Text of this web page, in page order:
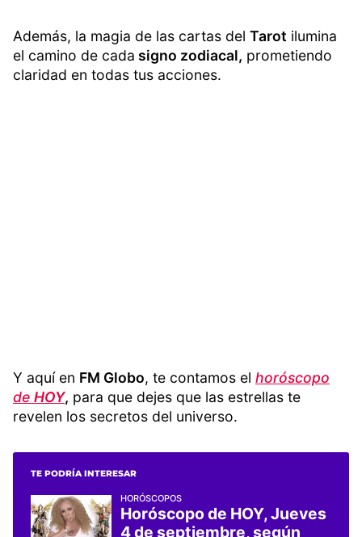
Además, la magia de las cartas del Tarot ilumina
el camino de cada signo zodiacal, prometiendo
claridad en todas tus acciones.
Y aquí en FM Globo, te contamos el horóscopo
de HOY, para que dejes que las estrellas te
revelen los secretos del universo.
TE PODRÍA INTERESAR
HORÓSCOPOS
Horóscopo de HOY, Jueves
4 de septiembre, según